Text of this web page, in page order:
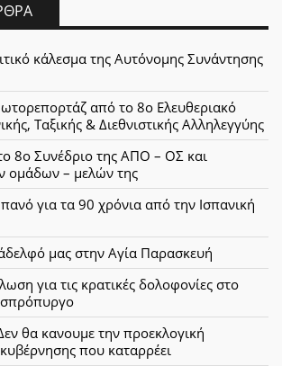
κάλεσμα της Αυτόνομης Συνάντησης
από το 8ο Ελευθεριακό
Ταξικής & Διεθνιστικής Αλληλεγγύης
8ο Συνέδριο της ΑΠΟ – ΟΣ και
ομάδων – μελών της
για τα 90 χρόνια από την Ισπανική
μας στην Αγία Παρασκευή
για τις κρατικές δολοφονίες στο
θα κανουμε την προεκλογική
που καταρρέει